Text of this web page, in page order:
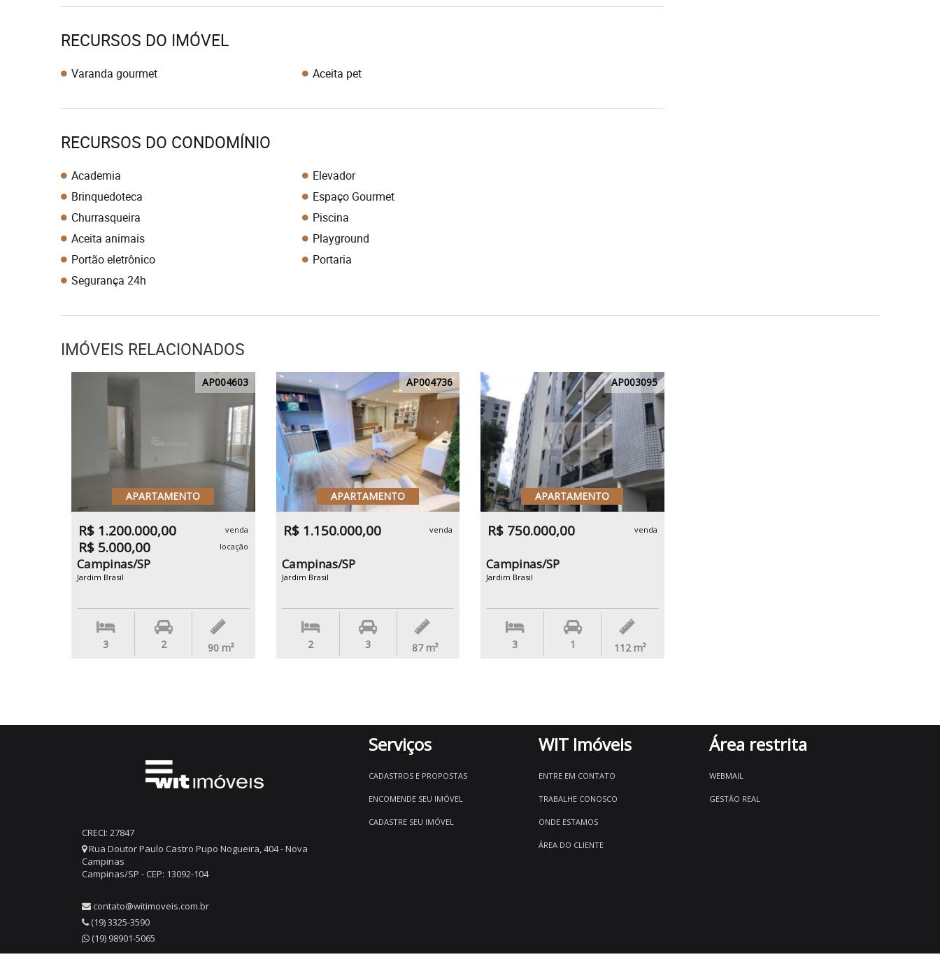
RECURSOS DO IMÓVEL
Varanda gourmet Aceita pet
RECURSOS DO CONDOMÍNIO
Academia
Elevador
Brinquedoteca
Espaço Gourmet
Churrasqueira
Piscina
Aceita animais
Playground
Portão eletrônico
Portaria
Segurança 24h
IMÓVEIS RELACIONADOS
AP004603
APARTAMENTO
R$ 1.200.000,00 venda
R$ 5.000,00 locação
Campinas/SP
Jardim Brasil
3 2 90 m²
AP004736
APARTAMENTO
R$ 1.150.000,00 venda
Campinas/SP
Jardim Brasil
2 3 87 m²
AP003095
APARTAMENTO
R$ 750.000,00 venda
Campinas/SP
Jardim Brasil
3 1 112 m²
CRECI: 27847
Rua Doutor Paulo Castro Pupo Nogueira, 404 - Nova
Campinas
Campinas/SP - CEP: 13092-104
contato@witimoveis.com.br
(19) 3325-3590
(19) 98901-5065
Serviços
CADASTROS E PROPOSTAS
ENCOMENDE SEU IMÓVEL
CADASTRE SEU IMÓVEL
WIT Imóveis
ENTRE EM CONTATO
TRABALHE CONOSCO
ONDE ESTAMOS
ÁREA DO CLIENTE
Área restrita
WEBMAIL
GESTÃO REAL